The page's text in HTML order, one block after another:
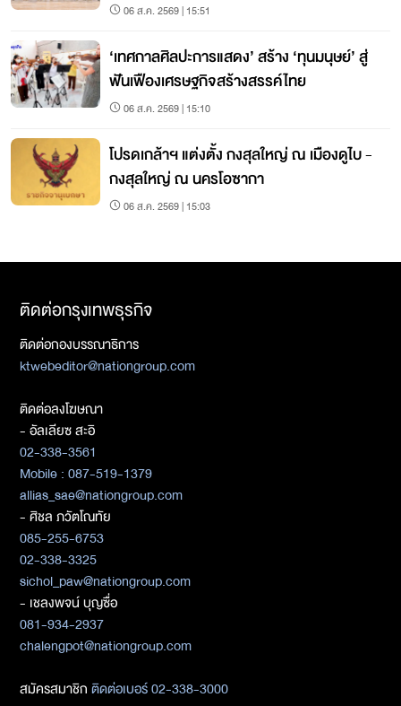
06 ส.ค. 2569 | 15:51
‘เทศกาลศิลปะการแสดง’ สร้าง ‘ทุนมนุษย์’ สู่
ฟันเฟืองเศรษฐกิจสร้างสรรค์ไทย
06 ส.ค. 2569 | 15:10
โปรดเกล้าฯ แต่งตั้ง กงสุลใหญ่ ณ เมืองดูไบ -
กงสุลใหญ่ ณ นครโอซากา
06 ส.ค. 2569 | 15:03
ติดต่อกรุงเทพธุรกิจ
ติดต่อกองบรรณาธิการ
ktwebeditor@nationgroup.com
ติดต่อลงโฆษณา
- อัลเลียซ สะอิ
02-338-3561
Mobile : 087-519-1379
allias_sae@nationgroup.com
- ศิชล ภวัตโณทัย
085-255-6753
02-338-3325
sichol_paw@nationgroup.com
- เชลงพจน์ บุญซื่อ
081-934-2937
chalengpot@nationgroup.com
สมัครสมาชิกติดต่อเบอร์ 02-338-3000